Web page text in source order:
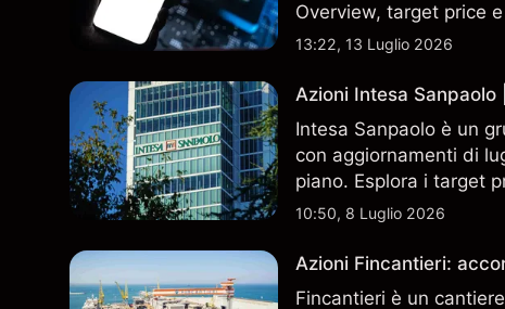
Overview, target price
13:22, 13 Luglio 2026
Azioni Intesa
Intesa Sanpaolo è un
con aggiornamenti di
piano. Esplora i target
performance passate
10:50, 8 Luglio 2026
Azioni Fincantieri:
Fincantieri è un